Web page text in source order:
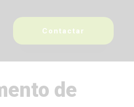
Contactar
de